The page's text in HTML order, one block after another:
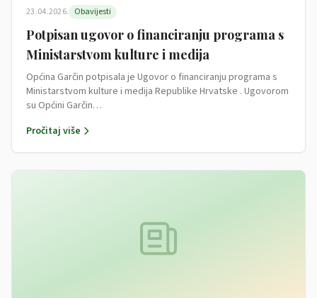
23.04.2026. Obavijesti
Potpisan ugovor o financiranju programa s
Ministarstvom kulture i medija
Općina Garčin potpisala je Ugovor o financiranju programa s
Ministarstvom kulture i medija Republike Hrvatske . Ugovorom
su Općini Garčin…
Pročitaj više